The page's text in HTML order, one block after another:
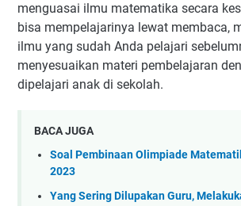
menguasai ilmu matematika secara
bisa mempelajarinya lewat membaca,
ilmu yang sudah Anda pelajari
menyesuaikan materi pembelajaran
dipelajari anak di sekolah.
BACA JUGA
Soal Pembinaan Olimpiade
2023
Yang Sering Dilupakan Guru,